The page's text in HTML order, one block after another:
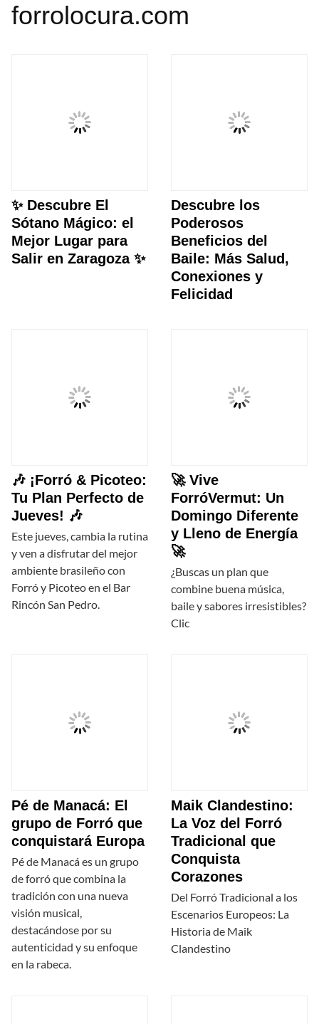
forrolocura.com
✨ Descubre El
Sótano Mágico: el
Mejor Lugar para
Salir en Zaragoza ✨
Descubre los
Poderosos
Beneficios del
Baile: Más Salud,
Conexiones y
Felicidad
🎶 ¡Forró & Picoteo:
Tu Plan Perfecto de
Jueves! 🎶
Este jueves, cambia la rutina
y ven a disfrutar del mejor
ambiente brasileño con
Forró y Picoteo en el Bar
Rincón San Pedro.
🚀 Vive
ForróVermut: Un
Domingo Diferente
y Lleno de Energía
🚀
¿Buscas un plan que
combine buena música,
baile y sabores irresistibles?
Clic
Pé de Manacá: El
grupo de Forró que
conquistará Europa
Pé de Manacá es un grupo
de forró que combina la
tradición con una nueva
visión musical,
destacándose por su
autenticidad y su enfoque
en la rabeca.
Maik Clandestino:
La Voz del Forró
Tradicional que
Conquista
Corazones
Del Forró Tradicional a los
Escenarios Europeos: La
Historia de Maik
Clandestino